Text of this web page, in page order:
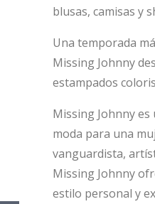
blusas, camisas y
Una temporada
Missing Johnny
estampados
Missing Johnny
moda para una
vanguardista,
Missing Johnny
estilo personal y